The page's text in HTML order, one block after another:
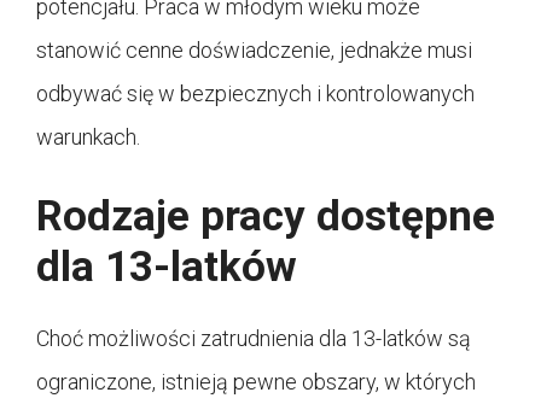
potencjału. Praca w młodym wieku może
stanowić cenne doświadczenie, jednakże musi
odbywać się w bezpiecznych i kontrolowanych
warunkach.
Rodzaje pracy dostępne
dla 13-latków
Choć możliwości zatrudnienia dla 13-latków są
ograniczone, istnieją pewne obszary, w których